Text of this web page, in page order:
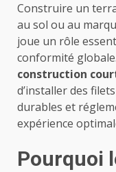
Construire un
au sol ou au
joue un rôle
conformité
construction
d’installer des
durables et
expérience
Pourquoi